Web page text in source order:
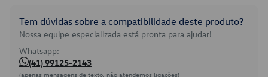
Tem dúvidas sobre a compatibilidade deste produto?
Nossa equipe especializada está pronta para ajudar!
Whatsapp:
(41) 99125-2143
(apenas mensagens de texto, não atendemos ligações)